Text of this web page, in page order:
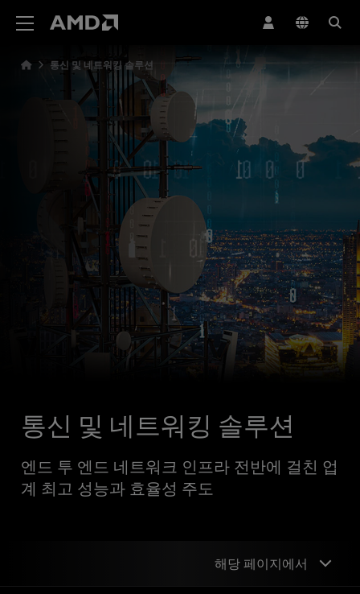
통신 및 네트워킹 솔루션
통신 및 네트워킹 솔루션
엔드 투 엔드 네트워크 인프라 전반에 걸친 업
계 최고 성능과 효율성 주도
해당 페이지에서